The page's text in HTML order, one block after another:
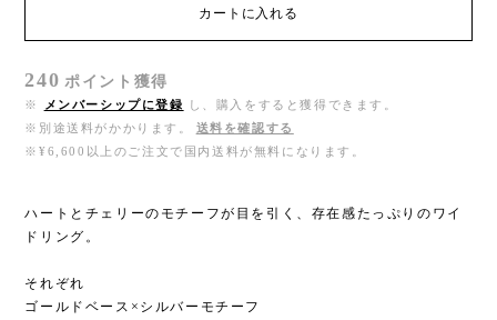
カートに入れる
240 ポイント 獲得
※ メンバーシップに登録
し、購入をすると獲得できます。
※別途送料がかかります。
送料を確認する
※¥6,600以上のご注文で国内送料が無料になります。
ハートとチェリーのモチーフが目を引く、存在感たっぷりのワイ
ドリング。
それぞれ
ゴールドベース×シルバーモチーフ